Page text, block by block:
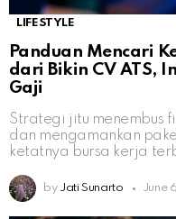
LIFESTYLE
Panduan Mencari
dari Bikin CV ATS,
Gaji
Strategi jitu menembus
dan mengamankan
ketatnya bursa kerja
by Jati Sunarto June